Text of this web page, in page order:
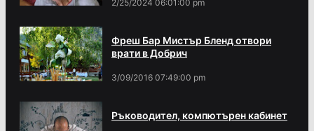
2/25/2024 06:01:00 pm
Фреш Бар Мистър Бленд отвори
врати в Добрич
3/09/2016 07:49:00 pm
Ръководител, компютърен кабинет